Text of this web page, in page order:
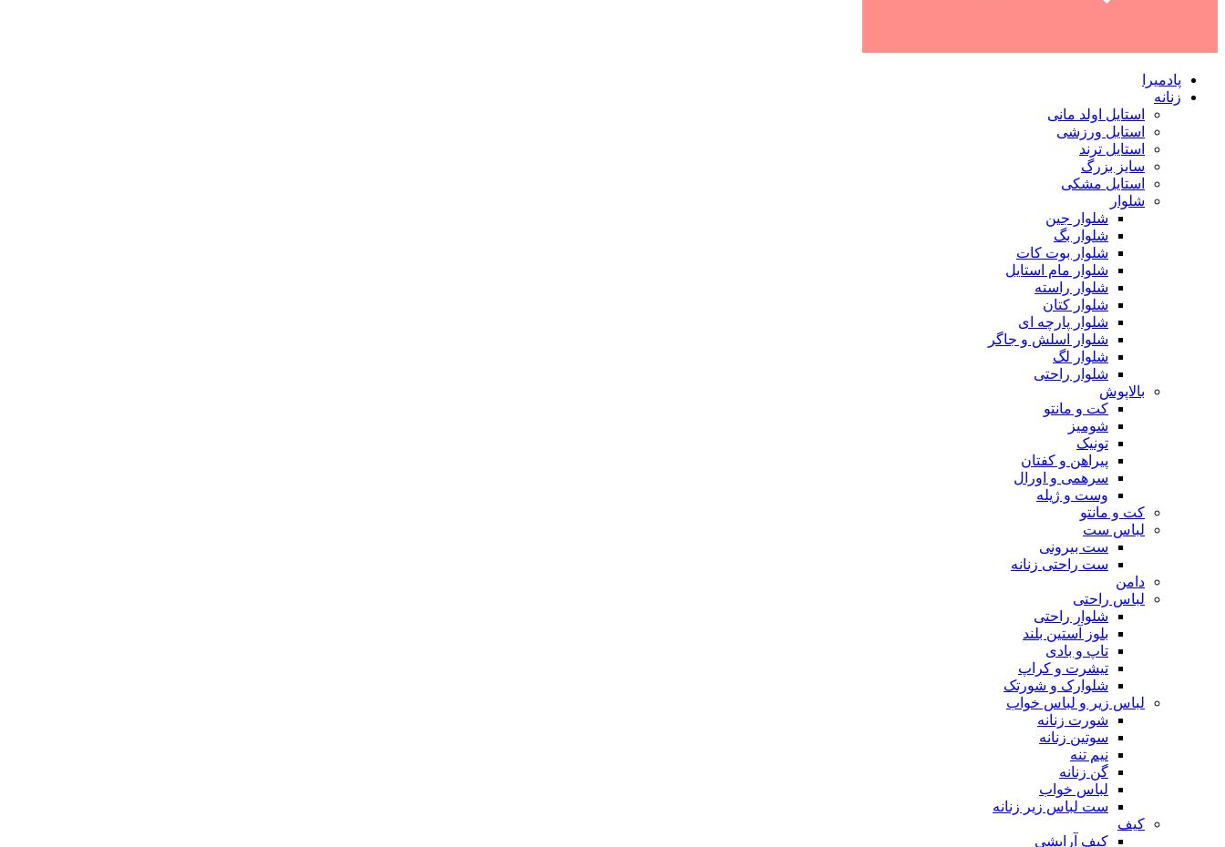
پادمیرا
زنانه
استایل اولد مانی
استایل ورزشی
استایل ترند
سایز بزرگ
استایل مشکی
شلوار
شلوار جین
شلوار بگ
شلوار بوت کات
شلوار مام استایل
شلوار راسته
شلوار کتان
شلوار پارچه ای
شلوار اسلش و جاگر
شلوار لگ
شلوار راحتی
بالاپوش
کت و مانتو
شومیز
تونیک
پیراهن و کفتان
سرهمی و اورال
وست و ژیله
کت و مانتو
لباس ست
ست بیرونی
ست راحتی زنانه
دامن
لباس راحتی
شلوار راحتی
بلوز آستین بلند
تاپ و بادی
تیشرت و کراپ
شلوارک و شورتک
لباس زیر و لباس خواب
شورت زنانه
سوتین زنانه
نیم تنه
گن زنانه
لباس خواب
ست لباس زیر زنانه
کیف
کیف آرایشی